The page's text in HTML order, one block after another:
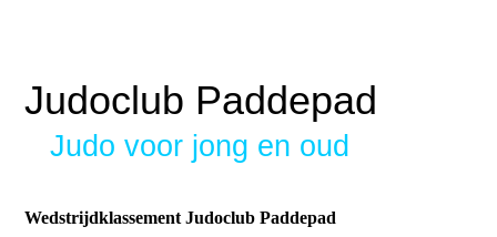
Judoclub Paddepad
Judo voor jong en oud
Wedstrijdklassement Judoclub Paddepad